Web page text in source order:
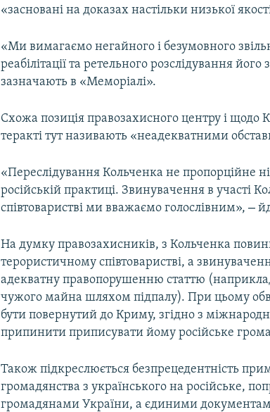
«засновані на доказах настільки низької
«Ми вимагаємо негайного і безумовного
реабілітації та ретельного розслідування
зазначають в «Меморіалі».
Схожа позиція правозахисного центру і щодо
теракті тут називають «неадекватними
«Переслідування Кольченка не пропорційне
російській практиці. Звинувачення в участі
співтоваристві ми вважаємо голослівним»,–
На думку правозахисників, з Кольченка
терористичному співтоваристві, а
адекватну правопорушенню статтю
чужого майна шляхом підпалу). При цьому
бути повернутий до Криму, згідно з
припинити приписувати йому російське
Також підкреслюється безпрецедентність
громадянства з українського на російське,
громадянами України, а єдиними